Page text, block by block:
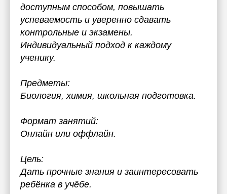
доступным способом, повышать
успеваемость и уверенно сдавать
контрольные и экзамены.
Индивидуальный подход к каждому
ученику.
Предметы:
Биология, химия, школьная подготовка.
Формат занятий:
Онлайн или оффлайн.
Цель:
Дать прочные знания и заинтересовать
ребёнка в учёбе.